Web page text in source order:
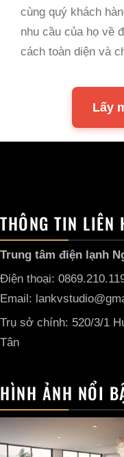
cùng quý khách
nhu cầu của họ về
cách toàn diện và
Lấy
THÔNG TIN LIÊN
Trung tâm điện lạnh
Điện thoại:
Email:
Trụ sở chính: 520/3/1
Tân
HÌNH ẢNH NỔI